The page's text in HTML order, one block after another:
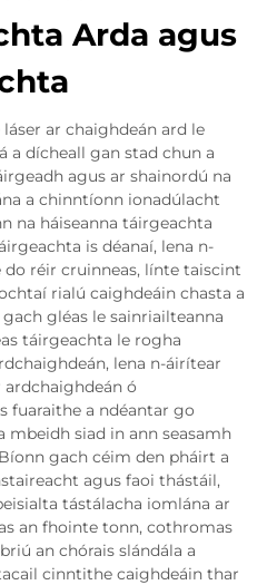
Arda agus
ar chaighdeán ard le
a dícheall gan stad chun a
agus ar shainordú na
a chinntíonn ionadúlacht
na háiseanna táirgeachta
is déanaí, lena n-
réir cruinneas, línte taiscint
rialú caighdeáin chasta a
gléas le sainriailteanna
táirgeachta le rogha
lena n-áirítear
ó
fuaraithe a ndéantar go
mbeidh siad in ann seasamh
gach céim den pháirt a
agus faoi thástáil,
tástálacha iomlána ar
an fhointe tonn, cothromas
an chórais slándála a
cinntithe caighdeáin thar